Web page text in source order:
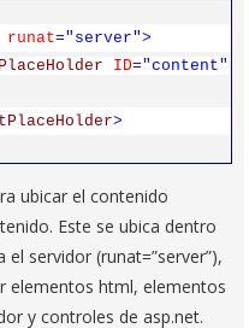
runat="server">
ID="content"
>
ubicar el contenido
Este se ubica dentro
servidor (runat=”server”),
elementos html, elementos
y controles de asp.net.